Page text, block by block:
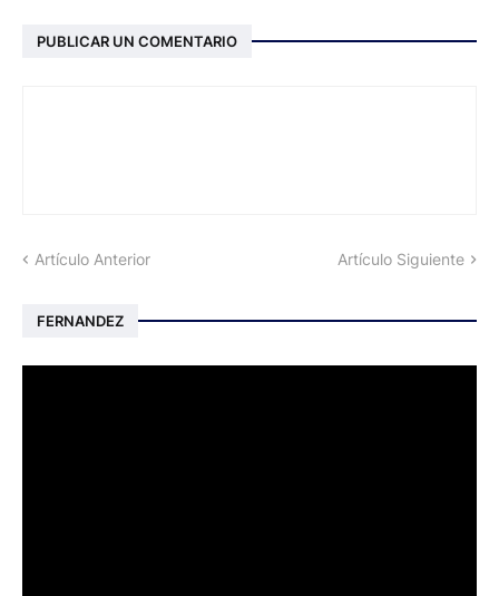
PUBLICAR UN COMENTARIO
Artículo Anterior Artículo Siguiente
FERNANDEZ